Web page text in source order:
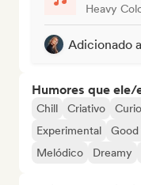
Heavy
Adicionado
Humores que ele/
Chill Criativo
Experimental
Good
Melódico
Dreamy